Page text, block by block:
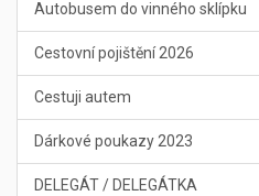
Autobusem do vinného sklípku
Cestovní pojištění 2026
Cestuji autem
Dárkové poukazy 2023
DELEGÁT / DELEGÁTKA